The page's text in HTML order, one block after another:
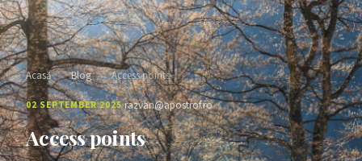
Acasă › Blog › Access points
02 SEPTEMBER 2025·razvan@apostrof.ro
Access points